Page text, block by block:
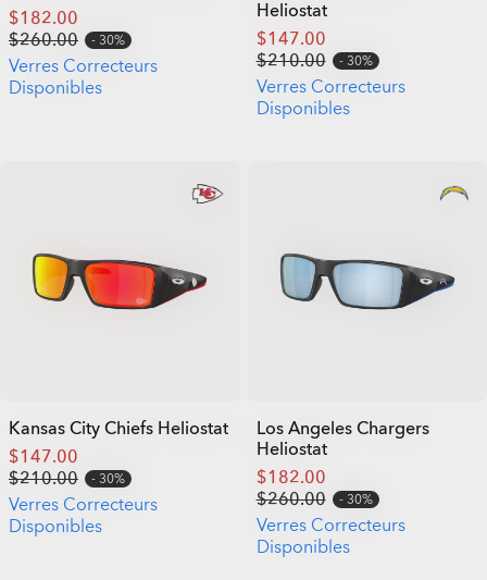
$182.00
$260.00
30%
Verres Correcteurs
Disponibles
Heliostat
$147.00
$210.00
30%
Verres Correcteurs
Disponibles
Kansas City Chiefs Heliostat
$147.00
$210.00
30%
Verres Correcteurs
Disponibles
Los Angeles Chargers
Heliostat
$182.00
$260.00
30%
Verres Correcteurs
Disponibles